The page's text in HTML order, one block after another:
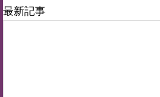
最新記事